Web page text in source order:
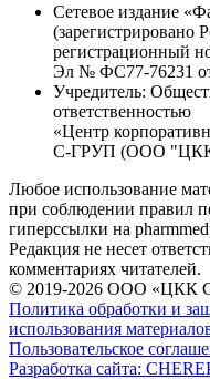
Сетевое издание
(зарегистрировано
регистрационный
Эл № ФС77-76231
Учредитель:
ответственностью
«Центр
С-ГРУП (ООО
Любое использование
при соблюдении правил
гиперссылки на
Редакция не несет
комментариях читателей.
© 2019-2026 ООО «ЦКК
Политика обработки и
использования
Пользовательское
Разработка сайта: